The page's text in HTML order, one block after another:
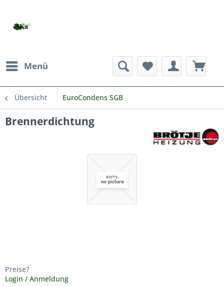
Menü
Übersicht EuroCondens SGB
Brennerdichtung
Preise?
Login / Anmeldung